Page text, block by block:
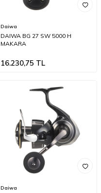
Daiwa
DAIWA BG 27 SW 5000 H
MAKARA
16.230,75 TL
Daiwa